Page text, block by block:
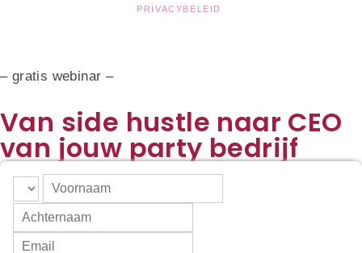
PRIVACYBELEID
– gratis webinar –
Van side hustle naar CEO
van jouw party bedrijf